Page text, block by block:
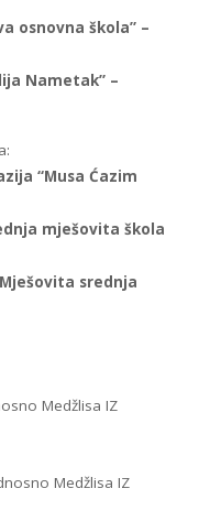
osnovna škola” –
Nametak” –
“Musa Ćazim
mješovita škola
srednja
Medžlisa IZ
Medžlisa IZ